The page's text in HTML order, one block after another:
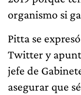
organismo si
Pitta se
Twitter y
jefe de
asegurar que